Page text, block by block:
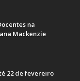
na
Mackenzie
22 de fevereiro